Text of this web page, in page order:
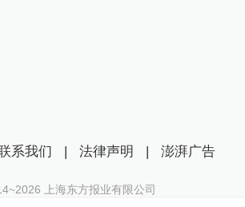
系我们 | 法律声明 | 澎湃广告
2026 上海东方报业有限公司